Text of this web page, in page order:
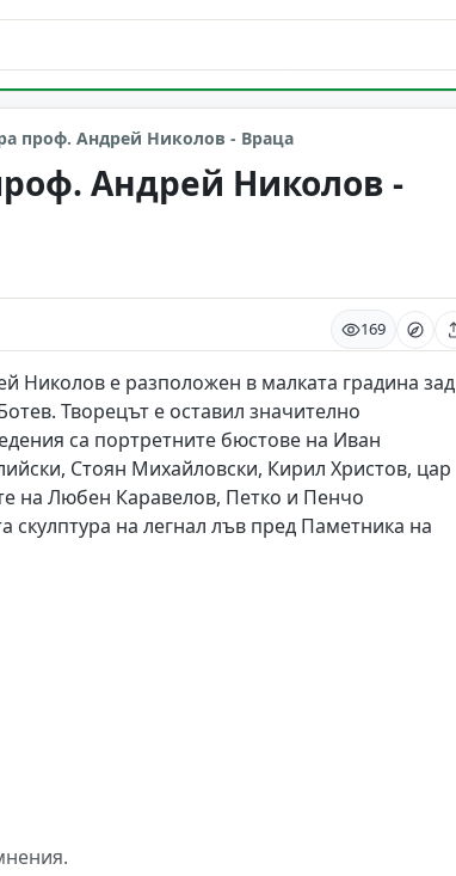
проф. Андрей Николов - Враца
Андрей Николов -
169
Николов е разположен в малката градина зад
Творецът е оставил значително
са портретните бюстове на Иван
Стоян Михайловски, Кирил Христов, цар
на Любен Каравелов, Петко и Пенчо
скулптура на легнал лъв пред Паметника на